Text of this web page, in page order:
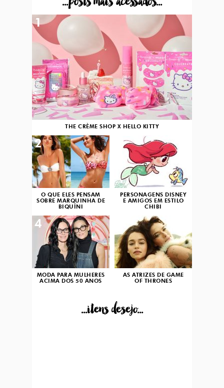
THE CRÈME SHOP X HELLO KITTY
1
O QUE ELES PENSAM
SOBRE MARQUINHA DE
BIQUÍNI
2
PERSONAGENS DISNEY
E AMIGOS EM ESTILO
CHIBI
3
MODA PARA MULHERES
ACIMA DOS 50 ANOS
4
AS ATRIZES DE GAME
OF THRONES
...itens desejo...